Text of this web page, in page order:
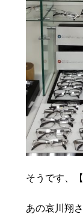
そうです、
あの哀川翔